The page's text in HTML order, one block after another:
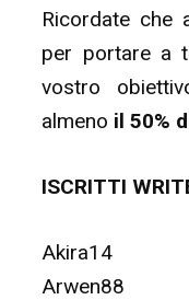
Ricordate che
per portare a
vostro
almeno il 50%
ISCRITTI
Akira14
Arwen88